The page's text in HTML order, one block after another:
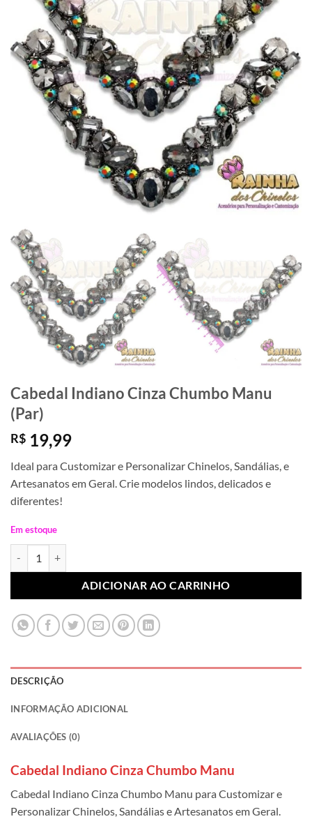
Cabedal Indiano Cinza Chumbo Manu
(Par)
R$ 19,99
Ideal para Customizar e Personalizar Chinelos, Sandálias, e
Artesanatos em Geral. Crie modelos lindos, delicados e
diferentes!
Em estoque
ADICIONAR AO CARRINHO
DESCRIÇÃO
INFORMAÇÃO ADICIONAL
AVALIAÇÕES (0)
Cabedal Indiano Cinza Chumbo Manu
Cabedal Indiano Cinza Chumbo Manu para Customizar e
Personalizar Chinelos, Sandálias e Artesanatos em Geral.